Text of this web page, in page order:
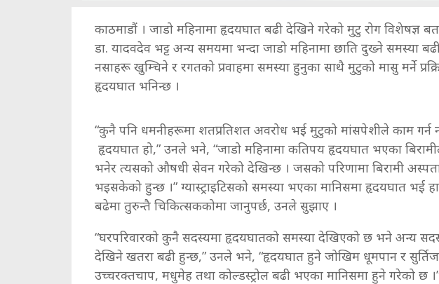
काठमाडौं । जाडो महिनामा हृदयघात बढी देखिने गरेको मुटु रोग विशेषज्ञ
डा. यादवदेव भट्ट अन्य समयमा भन्दा जाडो महिनामा छाति दुख्ने समस्या
नसाहरू खुम्चिने र रगतको प्रवाहमा समस्या हुनुका साथै मुटुको मासु मर्ने
हृदयघात भनिन्छ ।
“कुनै पनि धमनीहरूमा शतप्रतिशत अवरोध भई मुटुको मांसपेशीले काम गर्न
हृदयघात हो,” उनले भने, “जाडो महिनामा कतिपय हृदयघात भएका
भनेर त्यसको औषधी सेवन गरेको देखिन्छ । जसको परिणामा बिरामी
भइसकेको हुन्छ ।” ग्यास्ट्राइटिसको समस्या भएका मानिसमा हृदयघात भई
बढेमा तुरुन्तै चिकित्सककोमा जानुपर्छ, उनले सुझाए ।
“घरपरिवारको कुनै सदस्यमा हृदयघातको समस्या देखिएको छ भने अन्य
देखिने खतरा बढी हुन्छ,” उनले भने, “हृदयघात हुने जोखिम धूमपान र
उच्चरक्तचाप, मधुमेह तथा कोल्डस्ट्रोल बढी भएका मानिसमा हुने गरेको छ